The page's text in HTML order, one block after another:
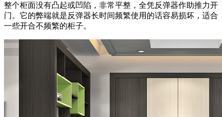
整个柜面没有凸起或凹陷，非常平整，全凭反弹器作助推力开
门。它的弊端就是反弹器长时间频繁使用的话容易损坏，适合
一些开合不频繁的柜子。